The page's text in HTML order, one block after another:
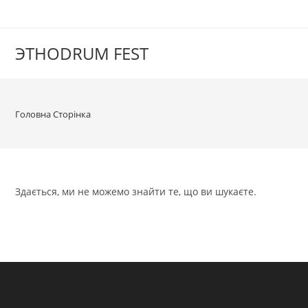
ЭТНОDRUM FEST
Головна Сторінка
Здається, ми не можемо знайти те, що ви шукаєте.